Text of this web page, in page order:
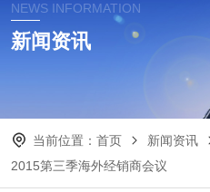
NEWS INFORMATION
新闻资讯
当前位置： 首页 新闻资讯
2015第三季海外经销商会议